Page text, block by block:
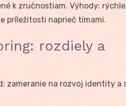
k zručnostiam. Výhody:
príležitosti naprieč tímami.
rozdiely a
zameranie na rozvoj identity a